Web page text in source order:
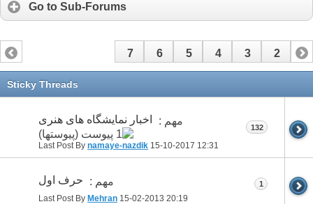
Go to Sub-Forums
1
2
3
4
5
6
7
Sticky Threads
مهم : اخبار نمایشگاه های هنری
Last Post By namaye-nazdik 15-10-2017 12:31
132
مهم : حرف اول
Last Post By Mehran 15-02-2013 20:19
1